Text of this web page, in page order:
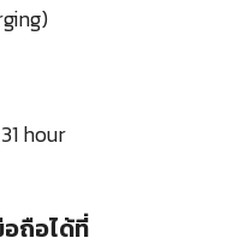
hour
ถือได้ที่